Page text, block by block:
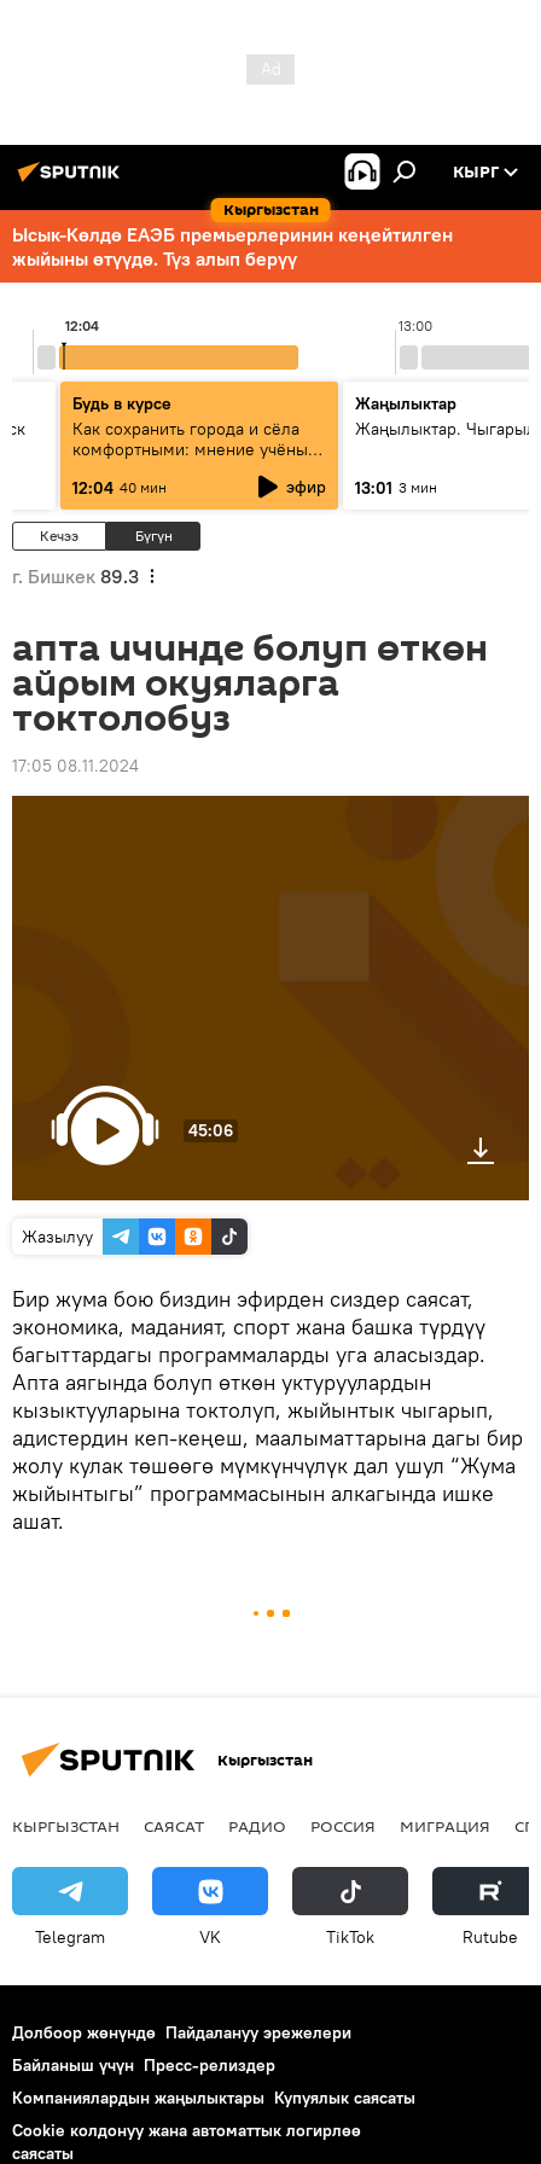
Кыргызстан
КЫРГ
Ысык-Көлдө ЕАЭБ премьерлеринин кеңейтилген
жыйыны өтүүдө. Түз алып берүү
13:00
12:04
Будь в курсе
Как сохранить города и сёла
комфортными: мнение учёных
12:04 40 мин эфир
Жаңылыктар
Жаңылыктар.
13:01 3 мин
Кечээ Бүгүн
г. Бишкек 89.3
апта ичинде болуп өткөн
айрым окуяларга
токтолобуз
17:05 08.11.2024
45:06
Жазылуу
Бир жума бою биздин эфирден сиздер саясат,
экономика, маданият, спорт жана башка түрдүү
багыттардагы программаларды уга аласыздар.
Апта аягында болуп өткөн уктуруулардын
кызыктууларына токтолуп, жыйынтык чыгарып,
адистердин кеп-кеңеш, маалыматтарына дагы бир
жолу кулак төшөөгө мүмкүнчүлүк дал ушул “Жума
жыйынтыгы” программасынын алкагында ишке
ашат.
Кыргызстан
КЫРГЫЗСТАН САЯСАТ РАДИО РОССИЯ МИГРАЦИЯ
Telegram VK ТikТоk Rutube
Долбоор жөнүндө Пайдалануу эрежелери
Байланыш үчүн Пресс-релиздер
Компаниялардын жаңылыктары Купуялык саясаты
Cookie колдонуу жана автоматтык логирлөө
саясаты